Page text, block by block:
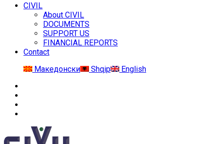
CIVIL
About CIVIL
DOCUMENTS
SUPPORT US
FINANCIAL REPORTS
Contact
Македонски
Shqip English